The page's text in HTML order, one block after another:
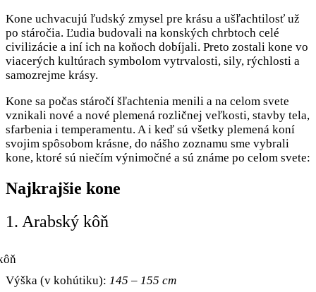
Kone uchvacujú ľudský zmysel pre krásu a ušľachtilosť už
po stáročia. Ľudia budovali na konských chrbtoch celé
civilizácie a iní ich na koňoch dobíjali. Preto zostali kone vo
viacerých kultúrach symbolom vytrvalosti, sily, rýchlosti a
samozrejme krásy.
Kone sa počas stáročí šľachtenia menili a na celom svete
vznikali nové a nové plemená rozličnej veľkosti, stavby tela,
sfarbenia i temperamentu. A i keď sú všetky plemená koní
svojim spôsobom krásne, do nášho zoznamu sme vybrali
kone, ktoré sú niečím výnimočné a sú známe po celom svete:
Najkrajšie kone
1. Arabský kôň
Výška (v kohútiku): 145 – 155 cm